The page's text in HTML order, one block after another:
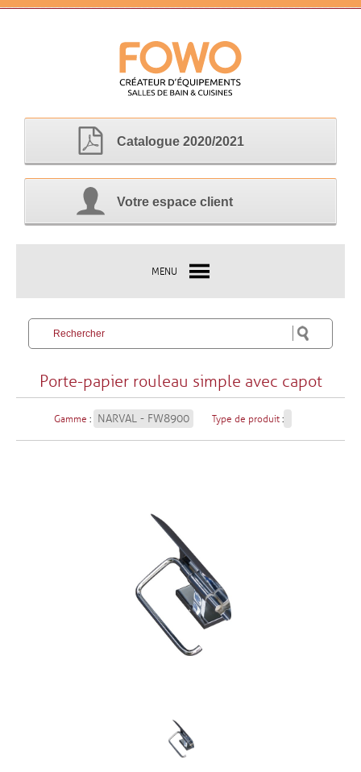
Catalogue 2020/2021
Votre espace client
MENU
Porte-papier rouleau simple avec capot
Gamme : NARVAL - FW8900 Type de produit: